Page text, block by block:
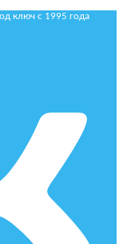
ключ с 1995 года